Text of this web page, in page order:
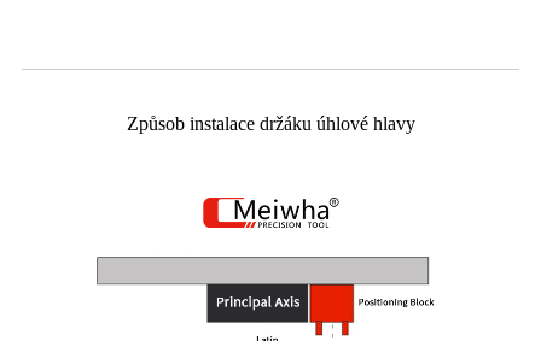
Způsob instalace držáku úhlové hlavy